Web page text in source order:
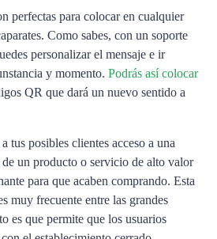
perfectas para colocar en cualquier
Como sabes, con un soporte
personalizar el mensaje e ir
y momento. Podrás así colocar
QR que dará un nuevo sentido a
tus posibles clientes acceso a una
un producto o servicio de alto valor
para que acaben comprando. Esta
muy frecuente entre las grandes
es que permite que los usuarios